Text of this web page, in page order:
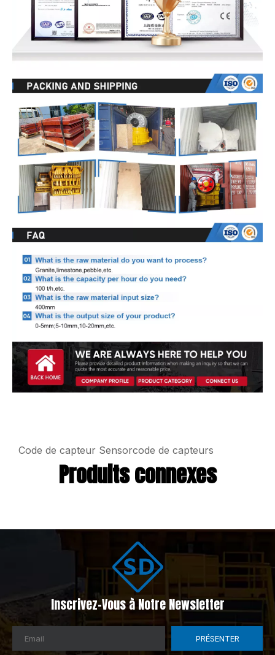
Code de capteur Sensorcode de capteurs
Produits connexes
Inscrivez-Vous à Notre Newsletter
PRÉSENTER